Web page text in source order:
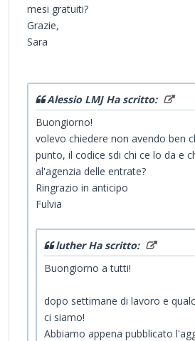
mesi gratuiti?
Grazie,
Sara
Alessio LMJ Ha scritto:
Buongiorno!
volevo chiedere non avendo ben
punto, il codice sdi chi ce lo da e
al'agenzia delle entrate?
Ringrazio in anticipo
Fulvia
luther Ha scritto:
Buongiorno a tutti!
dopo settimane di lavoro e
ci siamo!
Abbiamo appena pubblicato